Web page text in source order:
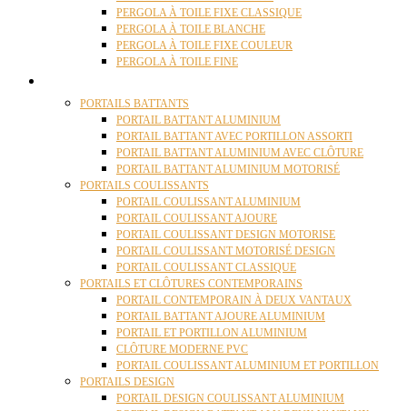
PERGOLA À TOILE FIXE CLASSIQUE
PERGOLA À TOILE BLANCHE
PERGOLA À TOILE FIXE COULEUR
PERGOLA À TOILE FINE
PORTAILS BATTANTS
PORTAIL BATTANT ALUMINIUM
PORTAIL BATTANT AVEC PORTILLON ASSORTI
PORTAIL BATTANT ALUMINIUM AVEC CLÔTURE
PORTAIL BATTANT ALUMINIUM MOTORISÉ
PORTAILS COULISSANTS
PORTAIL COULISSANT ALUMINIUM
PORTAIL COULISSANT AJOURE
PORTAIL COULISSANT DESIGN MOTORISE
PORTAIL COULISSANT MOTORISÉ DESIGN
PORTAIL COULISSANT CLASSIQUE
PORTAILS ET CLÔTURES CONTEMPORAINS
PORTAIL CONTEMPORAIN À DEUX VANTAUX
PORTAIL BATTANT AJOURE ALUMINIUM
PORTAIL ET PORTILLON ALUMINIUM
CLÔTURE MODERNE PVC
PORTAIL COULISSANT ALUMINIUM ET PORTILLON
PORTAILS DESIGN
PORTAIL DESIGN COULISSANT ALUMINIUM